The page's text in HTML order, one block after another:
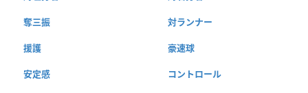
奪三振 対ランナー
援護 豪速球
安定感 コントロール